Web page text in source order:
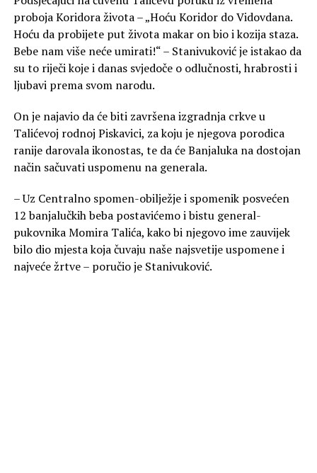
proboja Koridora života – „Hoću Koridor do Vidovdana.
Hoću da probijete put života makar on bio i kozija staza.
Bebe nam više neće umirati!“ – Stanivuković je istakao da
su to riječi koje i danas svjedoče o odlučnosti, hrabrosti i
ljubavi prema svom narodu.
On je najavio da će biti završena izgradnja crkve u
Talićevoj rodnoj Piskavici, za koju je njegova porodica
ranije darovala ikonostas, te da će Banjaluka na dostojan
način sačuvati uspomenu na generala.
– Uz Centralno spomen-obilježje i spomenik posvećen
12 banjalučkih beba postavićemo i bistu general-
pukovnika Momira Talića, kako bi njegovo ime zauvijek
bilo dio mjesta koja čuvaju naše najsvetije uspomene i
najveće žrtve – poručio je Stanivuković.